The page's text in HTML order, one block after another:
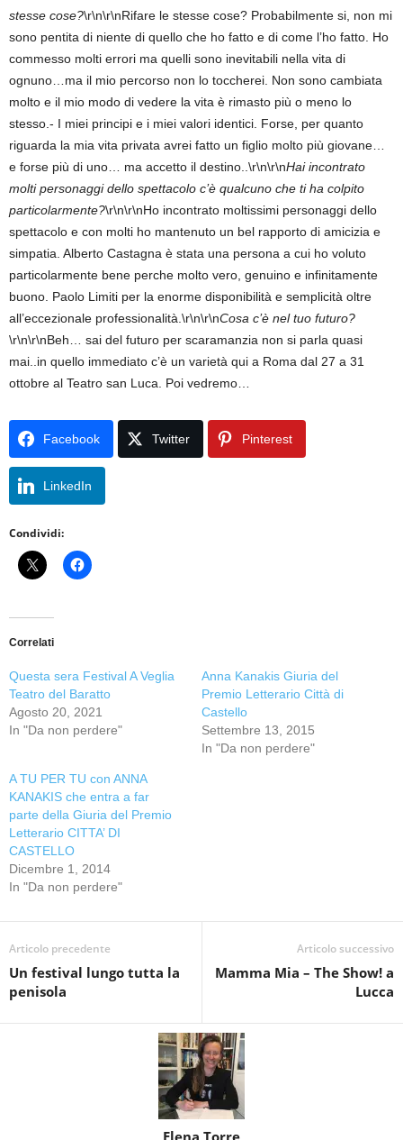
stesse cose?\r\n\r\nRifare le stesse cose? Probabilmente si, non mi
sono pentita di niente di quello che ho fatto e di come l’ho fatto. Ho
commesso molti errori ma quelli sono inevitabili nella vita di
ognuno…ma il mio percorso non lo toccherei. Non sono cambiata
molto e il mio modo di vedere la vita è rimasto più o meno lo
stesso.- I miei principi e i miei valori identici. Forse, per quanto
riguarda la mia vita privata avrei fatto un figlio molto più giovane…
e forse più di uno… ma accetto il destino..\r\n\r\nHai incontrato
molti personaggi dello spettacolo c’è qualcuno che ti ha colpito
particolarmente?\r\n\r\nHo incontrato moltissimi personaggi dello
spettacolo e con molti ho mantenuto un bel rapporto di amicizia e
simpatia. Alberto Castagna è stata una persona a cui ho voluto
particolarmente bene perche molto vero, genuino e infinitamente
buono. Paolo Limiti per la enorme disponibilità e semplicità oltre
all’eccezionale professionalità.\r\n\r\nCosa c’è nel tuo futuro?
\r\n\r\nBeh… sai del futuro per scaramanzia non si parla quasi
mai..in quello immediato c’è un varietà qui a Roma dal 27 a 31
ottobre al Teatro san Luca. Poi vedremo…
Facebook Twitter Pinterest
LinkedIn
Condividi:
Correlati
Questa sera Festival A Veglia
Teatro del Baratto
Agosto 20, 2021
In "Da non perdere"
Anna Kanakis Giuria del
Premio Letterario Città di
Castello
Settembre 13, 2015
In "Da non perdere"
A TU PER TU con ANNA
KANAKIS che entra a far
parte della Giuria del Premio
Letterario CITTA’ DI
CASTELLO
Dicembre 1, 2014
In "Da non perdere"
Articolo precedente
Un festival lungo tutta la
penisola
Articolo successivo
Mamma Mia – The Show! a
Lucca
Elena Torre